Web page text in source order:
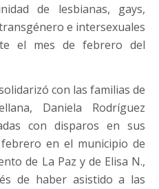
de lesbianas, gays,
e intersexuales
el mes de febrero del
con las familias de
Daniela Rodríguez
con disparos en sus
en el municipio de
de La Paz y de Elisa N.,
de haber asistido a las